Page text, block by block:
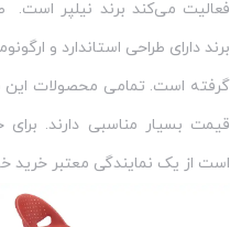
فعالیت می‌کند برند نیلپر
برند دارای طراحی استاندارد و
گرفته است. تمامی محصولات این
قیمت بسیار مناسبی دارند. برای
است از یک نمایندگی معتبر خرید